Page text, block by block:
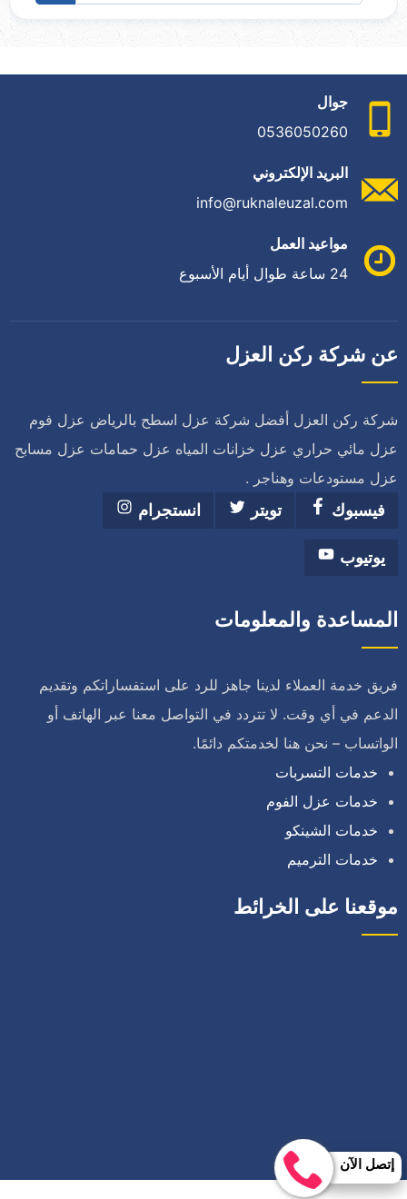
عن:
ابحث
جوال
0536050260
البريد الإلكتروني
info@ruknaleuzal.com
مواعيد العمل
24 ساعة طوال أيام الأسبوع
عن شركة ركن العزل
شركة ركن العزل أفضل شركة عزل اسطح بالرياض عزل فوم
عزل مائي حراري عزل خزانات المياه عزل حمامات عزل مسابح
عزل مستودعات وهناجر .
فيسبوك
تويتر انستجرام
يوتيوب
المساعدة والمعلومات
فريق خدمة العملاء لدينا جاهز للرد على استفساراتكم وتقديم
الدعم في أي وقت. لا تتردد في التواصل معنا عبر الهاتف أو
الواتساب – نحن هنا لخدمتكم دائمًا.
خدمات التسربات
خدمات عزل الفوم
خدمات الشينكو
خدمات الترميم
موقعنا على الخرائط
إتصل الآن